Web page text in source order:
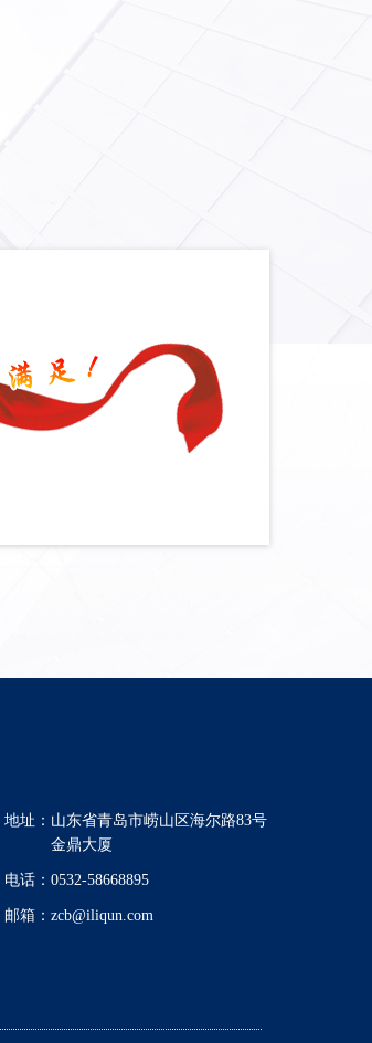
地址： 山东省青岛市崂山区海尔路83号
金鼎大厦
电话： 0532-58668895
邮箱： zcb@iliqun.com